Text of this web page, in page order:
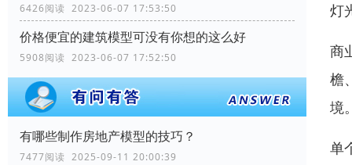
6426阅读 2023-06-07 17:53:50
价格便宜的建筑模型可没有你想的这么好
5908阅读 2023-06-07 17:52:50
有哪些制作房地产模型的技巧？
7477阅读 2025-09-11 20:00:39
灯
商
檐
境
单